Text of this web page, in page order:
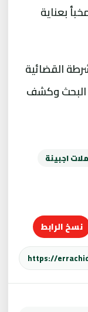
بعناية
القضائية
البحث وكشف
اجبينة
نسخ الرابط